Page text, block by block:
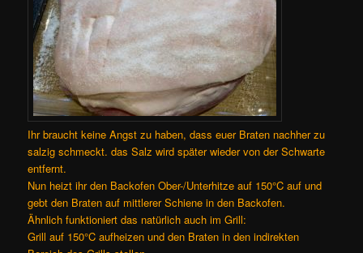
Ihr braucht keine Angst zu haben, dass euer Braten nachher zu
salzig schmeckt. das Salz wird später wieder von der Schwarte
entfernt.
Nun heizt ihr den Backofen Ober-/Unterhitze auf 150°C auf und
gebt den Braten auf mittlerer Schiene in den Backofen.
Ähnlich funktioniert das natürlich auch im Grill:
Grill auf 150°C aufheizen und den Braten in den indirekten